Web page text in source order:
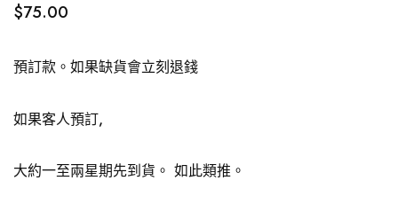
$75.00
預訂款。如果缺貨會立刻退錢
如果客人預訂,
大約一至兩星期先到貨。 如此類推。